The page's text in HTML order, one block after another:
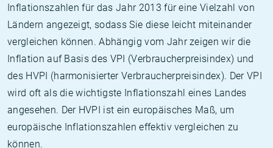
Inflationszahlen für das Jahr 2013 für eine Vielzahl von
Ländern angezeigt, sodass Sie diese leicht miteinander
vergleichen können. Abhängig vom Jahr zeigen wir die
Inflation auf Basis des VPI (Verbraucherpreisindex) und
des HVPI (harmonisierter Verbraucherpreisindex). Der VPI
wird oft als die wichtigste Inflationszahl eines Landes
angesehen. Der HVPI ist ein europäisches Maß, um
europäische Inflationszahlen effektiv vergleichen zu
können.